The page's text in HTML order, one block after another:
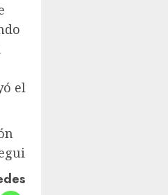
el